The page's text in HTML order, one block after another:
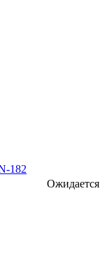
182
Ожидается